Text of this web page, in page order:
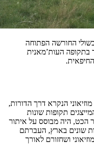
החורשה הפתוחה
בתקופה העות’מאנית
הנקרא דרך הדורות,
תקופות שונות
הכט, היה מבוסס על איתור
שונים בארץ, העברתם
ושחזורם לאורך